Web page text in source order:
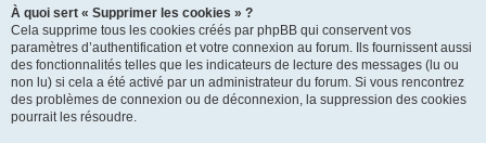
À quoi sert « Supprimer les cookies » ?
Cela supprime tous les cookies créés par phpBB qui conservent vos
paramètres d’authentification et votre connexion au forum. Ils fournissent aussi
des fonctionnalités telles que les indicateurs de lecture des messages (lu ou
non lu) si cela a été activé par un administrateur du forum. Si vous rencontrez
des problèmes de connexion ou de déconnexion, la suppression des cookies
pourrait les résoudre.